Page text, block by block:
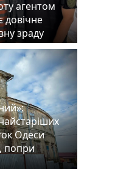
агентом
довічне
зраду
Одеси
попри